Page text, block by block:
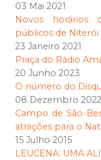
03 Mai 2021
Novos horários
públicos de Niterói
23 Janeiro 2021
Praça do Rádio
20 Junho 2023
O número do
08 Dezembro 2022
Campo de São
atrações para o
15 Julho 2015
LEUCENA: UMA